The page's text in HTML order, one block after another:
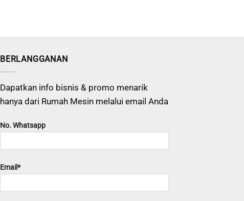
BERLANGGANAN
Dapatkan info bisnis & promo menarik
hanya dari Rumah Mesin melalui email Anda
No. Whatsapp
Email*